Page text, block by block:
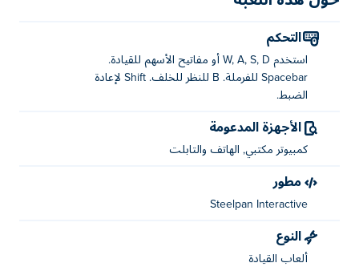
الفرامل: شريط المسافة
نظرة إلى الوراء: ب
من هو صانع لعبة Blacktop: Police Chase؟
Interactive. يمكنك لعب ألعابهم الأخرى على Poki (بوكي):
التحكم
استخدم W, A, S, D أو مفاتيح الأسهم للقيادة.
Spacebar للفرملة. B للنظر للخلف. Shift لإعادة
الضبط.
الأجهزة المدعومة
كمبيوتر مكتبي, الهاتف والتابلت
مطور
Steelpan Interactive
النوع
ألعاب القيادة